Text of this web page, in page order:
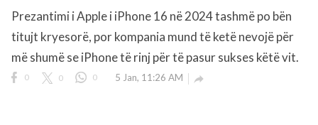
Prezantimi i Apple i iPhone 16 në 2024 tashmë po bën
titujt kryesorë, por kompania mund të ketë nevojë për
më shumë se iPhone të rinj për të pasur sukses këtë vit.
0 0 0 5 Jan, 11:26 AM 